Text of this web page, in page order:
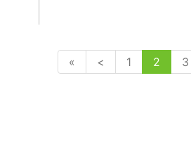
« < 1 2 3